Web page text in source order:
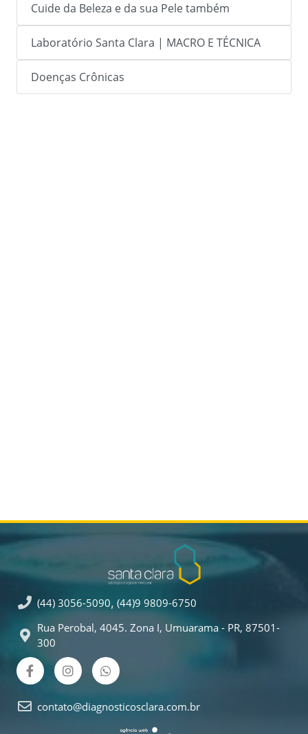
Cuide da Beleza e da sua Pele também
Laboratório Santa Clara | MACRO E TÉCNICA
Doenças Crônicas
(44) 3056-5090, (44)9 9809-6750
Rua Perobal, 4045. Zona I, Umuarama - PR, 87501-
300
contato@diagnosticosclara.com.br